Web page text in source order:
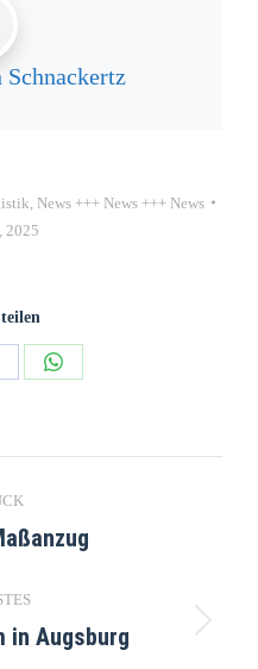
Schnackertz
News +++ News +++ News
2025
in Augsburg